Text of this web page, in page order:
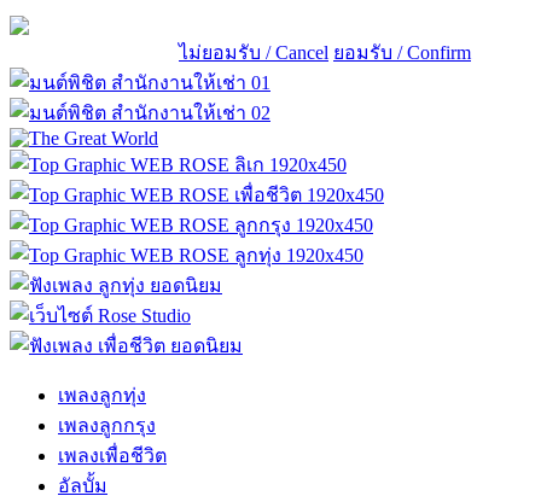
ไม่ยอมรับ / Cancel ยอมรับ / Confirm
เพลงลูกทุ่ง
เพลงลูกกรุง
เพลงเพื่อชีวิต
อัลบั้ม